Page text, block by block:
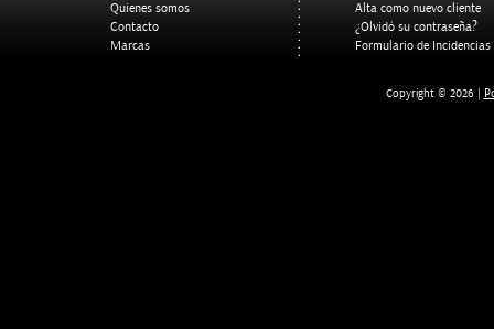
Quienes somos
Contacto
Marcas
Alta como nuevo cliente
¿Olvidó su contraseña?
Formulario de Incidencias
Copyright © 2026 |